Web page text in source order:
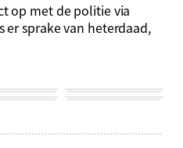
op met de politie via
er sprake van heterdaad,